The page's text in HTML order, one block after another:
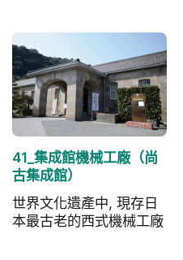
41_集成館機械工廠（尚
古集成館）
世界文化遺產中, 現存日
本最古老的西式機械工廠